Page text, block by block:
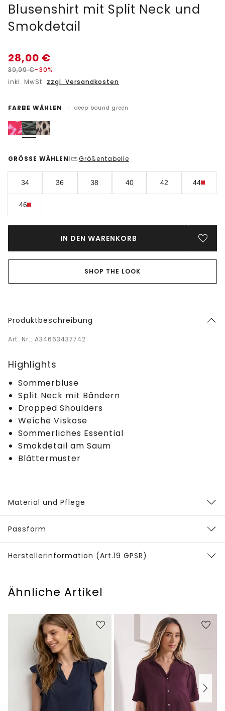
Blusenshirt mit Split Neck und
Smokdetail
28,00 €
39,99€-30%
inkl. MwSt. zzgl. Versandkosten
FARBE WÄHLEN | deep bound green
GRÖSSE WÄHLEN | Größentabelle
34 36 38 40 42 44
46
IN DEN WARENKORB
SHOP THE LOOK
Produktbeschreibung
Art. Nr.: A34663437742
Highlights
Sommerbluse
Split Neck mit Bändern
Dropped Shoulders
Weiche Viskose
Sommerliches Essential
Smokdetail am Saum
Blättermuster
Material und Pflege
Passform
Herstellerinformation (Art.19 GPSR)
Ähnliche Artikel